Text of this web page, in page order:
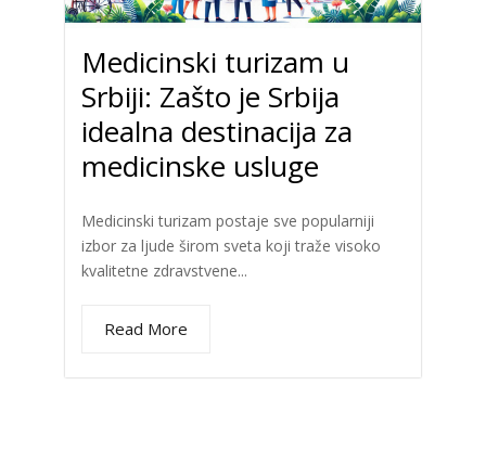
Medicinski turizam u
Srbiji: Zašto je Srbija
idealna destinacija za
medicinske usluge
Medicinski turizam postaje sve popularniji
izbor za ljude širom sveta koji traže visoko
kvalitetne zdravstvene...
Read More